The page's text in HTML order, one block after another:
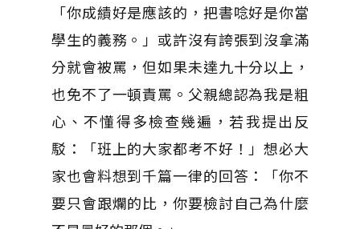
「你成績好是應該的，把書唸好是你當
學生的義務。」或許沒有誇張到沒拿滿
分就會被罵，但如果未達九十分以上，
也免不了一頓責罵。父親總認為我是粗
心、不懂得多檢查幾遍，若我提出反
駁：「班上的大家都考不好！」想必大
家也會料想到千篇一律的回答：「你不
要只會跟爛的比，你要檢討自己為什麼